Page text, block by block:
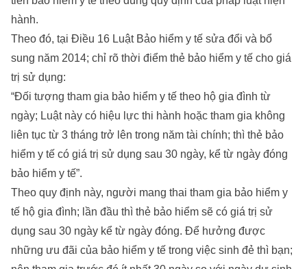
hành.
Theo đó, tại Điều 16 Luật Bảo hiểm y tế sửa đổi và bổ
sung năm 2014; chỉ rõ thời điểm thẻ bảo hiểm y tế cho giá
trị sử dụng:
“Đối tượng tham gia bảo hiểm y tế theo hộ gia đình từ
ngày; Luật này có hiệu lực thi hành hoặc tham gia không
liên tục từ 3 tháng trở lên trong năm tài chính; thì thẻ bảo
hiểm y tế có giá trị sử dụng sau 30 ngày, kể từ ngày đóng
bảo hiểm y tế”.
Theo quy định này, người mang thai tham gia bảo hiểm y
tế hộ gia đình; lần đầu thì thẻ bảo hiểm sẽ có giá trị sử
dụng sau 30 ngày kể từ ngày đóng. Để hưởng được
những ưu đãi của bảo hiểm y tế trong việc sinh đẻ thì bạn;